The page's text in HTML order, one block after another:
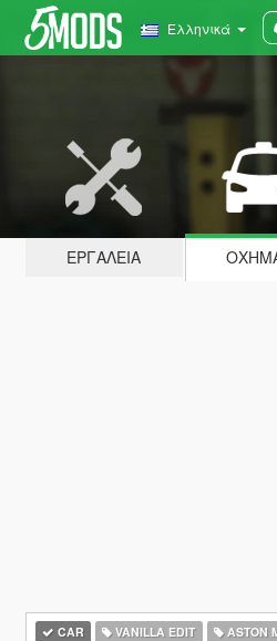
Ελληνικά
ΕΡΓΑΛΕΊΑ
CAR VANILLA EDIT ASTON